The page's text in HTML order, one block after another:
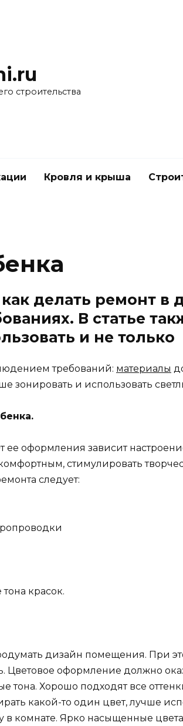
строительства
Кровля и крыша
делать ремонт в
В статье
и не только
требований: материалы
и использовать
оформления зависит
стимулировать
следует:
красок.
дизайн помещения. При
Цветовое оформление должно
Хорошо подходят все
какой-то один цвет, лучше
в комнате. Ярко насыщенные